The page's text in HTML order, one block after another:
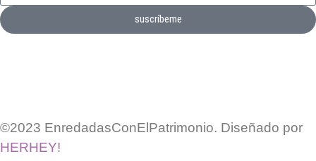
suscríbeme
©2023 EnredadasConElPatrimonio. Diseñado por
HERHEY!